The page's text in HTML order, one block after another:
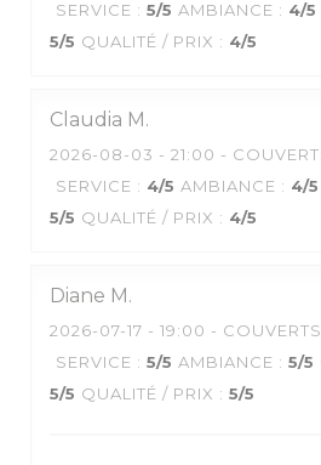
SERVICE : 5/5 AMBIANCE : 4/5
5/5 QUALITÉ / PRIX : 4/5
Claudia M
2026-08-03 - 21:00 -
SERVICE : 4/5 AMBIANCE : 4/5
5/5 QUALITÉ / PRIX : 4/5
Diane M
2026-07-17 - 19:00 -
SERVICE : 5/5 AMBIANCE : 5/5
5/5 QUALITÉ / PRIX : 5/5